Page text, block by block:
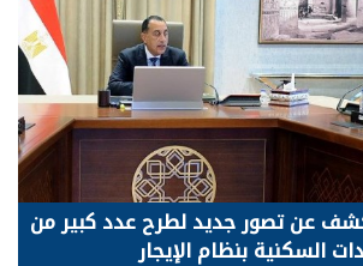
توقف الأنشطة في قطاع الطاقة
لعودة معدلات الإنتاج الطبيعية